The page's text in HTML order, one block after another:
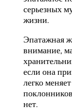
серьезных
жизни.
Эпатажная
внимание,
если она
легко
нет.